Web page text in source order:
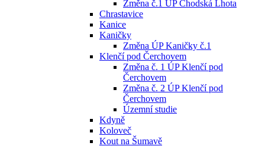
Změna č.1 ÚP Chodská Lhota
Chrastavice
Kanice
Kaničky
Změna ÚP Kaničky č.1
Klenčí pod Čerchovem
Změna č. 1 ÚP Klenčí pod
Čerchovem
Změna č. 2 ÚP Klenčí pod
Čerchovem
Územní studie
Kdyně
Koloveč
Kout na Šumavě